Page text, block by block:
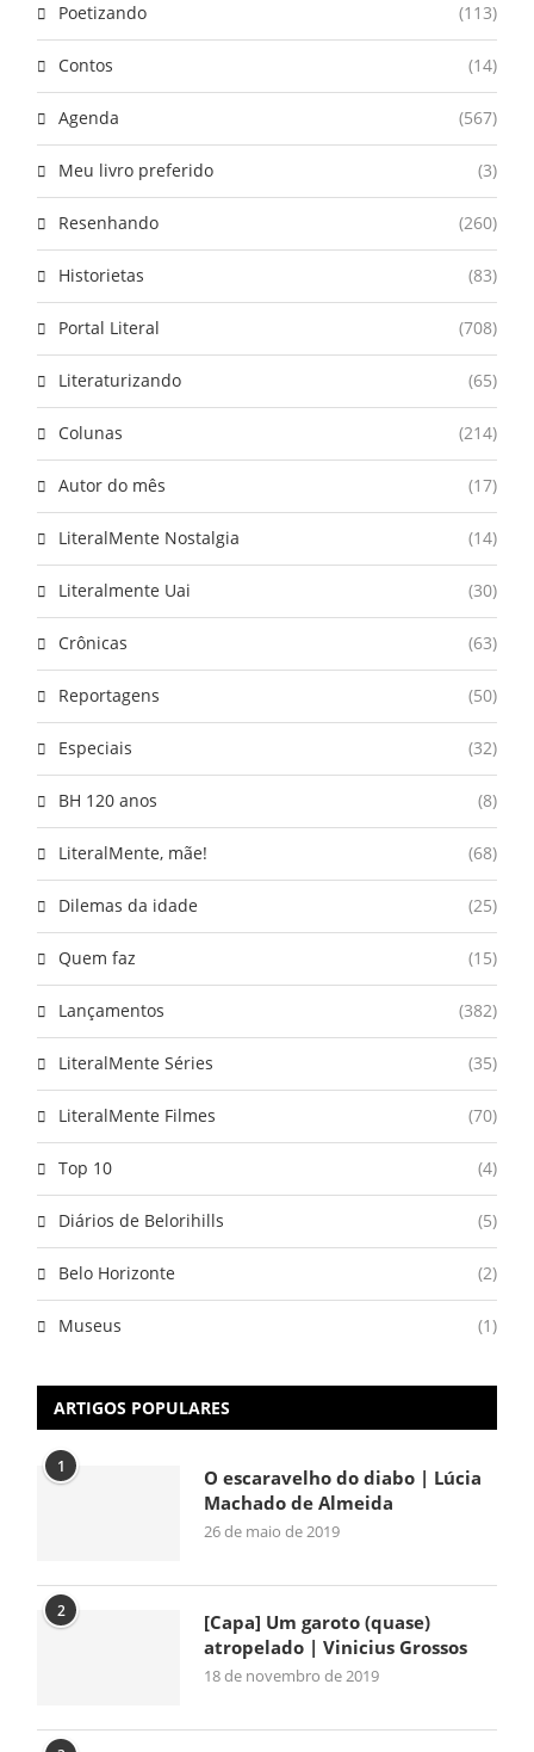
Poetizando (113)
Contos (14)
Agenda (567)
Meu livro preferido (3)
Resenhando (260)
Historietas (83)
Portal Literal (708)
Literaturizando (65)
Colunas (214)
Autor do mês (17)
LiteralMente Nostalgia (14)
Literalmente Uai (30)
Crônicas (63)
Reportagens (50)
Especiais (32)
BH 120 anos (8)
LiteralMente, mãe! (68)
Dilemas da idade (25)
Quem faz (15)
Lançamentos (382)
LiteralMente Séries (35)
LiteralMente Filmes (70)
Top 10 (4)
Diários de Belorihills (5)
Belo Horizonte (2)
Museus (1)
ARTIGOS POPULARES
1
O escaravelho do diabo | Lúcia
Machado de Almeida
26 de maio de 2019
2
[Capa] Um garoto (quase)
atropelado | Vinicius Grossos
18 de novembro de 2019